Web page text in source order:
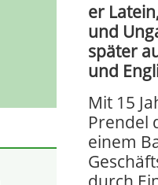
er
und
später
und
Mit 15
Prendel
einem